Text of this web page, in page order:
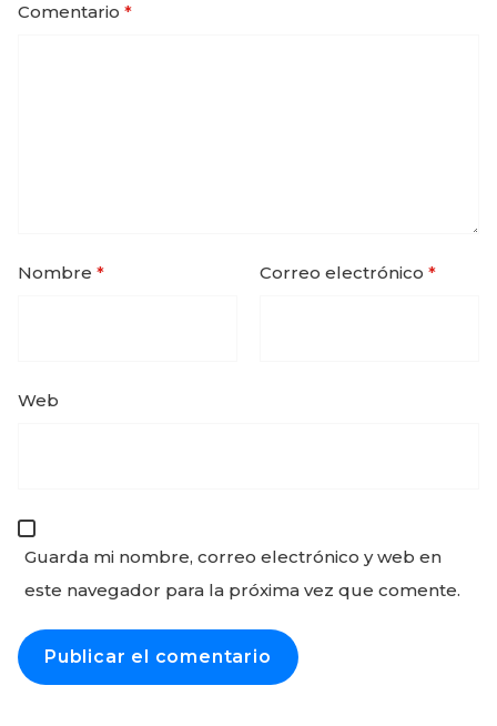
Comentario *
Nombre * Correo electrónico *
Web
Guarda mi nombre, correo electrónico y web en
este navegador para la próxima vez que comente.